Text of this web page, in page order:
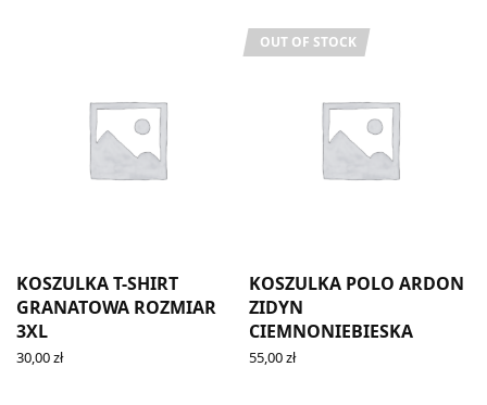
KOSZULKA T-SHIRT
GRANATOWA ROZMIAR
3XL
30,00zł
OUT OF STOCK
KOSZULKA POLO ARDON
ZIDYN
CIEMNONIEBIESKA
55,00zł